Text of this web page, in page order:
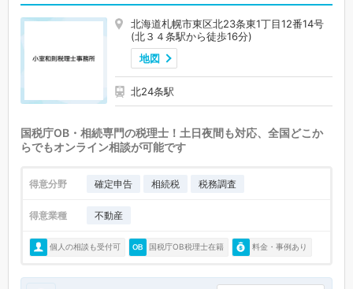
北海道札幌市東区北23条東1丁目12番14号
(北３４条駅から徒歩16分)
地図
北24条駅
国税庁OB・相続専門の税理士！土日夜間も対応、全国どこか
らでもオンライン相談が可能です
得意分野 確定申告 相続税 税務調査
得意業種 不動産
個人の相談も受付可 国税庁OB税理士在籍 料金・事例あり